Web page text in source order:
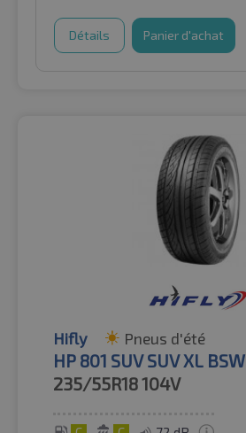
Détails Panier d'achat
Hifly Pneus d'été
HP 801 SUV SUV XL BSW
235/55R18104V